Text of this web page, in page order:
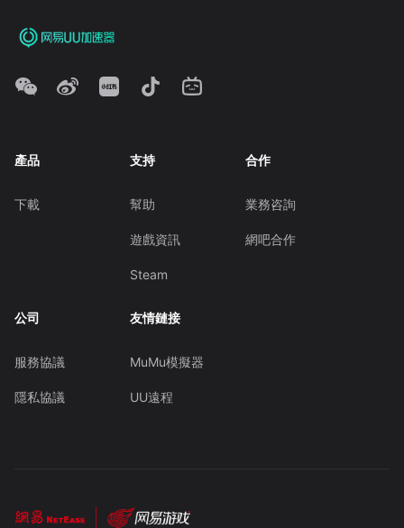
產品
下載
支持
幫助
遊戲資訊
Steam
合作
業務咨詢
網吧合作
公司
服務協議
隱私協議
友情鏈接
MuMu模擬器
UU遠程